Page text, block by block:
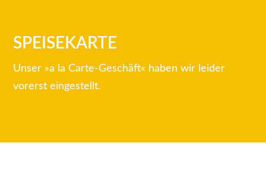
SPEISEKARTE
Unser »a la Carte-Geschäft« haben wir leider
vorerst eingestellt.